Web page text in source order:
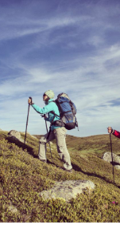
Napište nám
Slevové kódy
Mimosoudní řešení
Ochrana osobních
a vrácení
Stav